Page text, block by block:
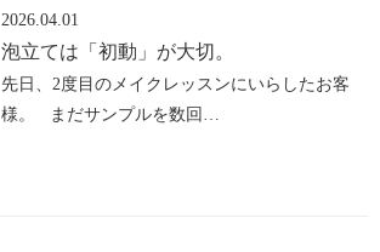
2026.04.01
泡立ては「初動」が大切。
先日、2度目のメイクレッスンにいらしたお客
様。 まだサンプルを数回…